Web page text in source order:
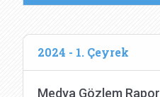
2024 - 1. Çeyrek
Medya Gözlem